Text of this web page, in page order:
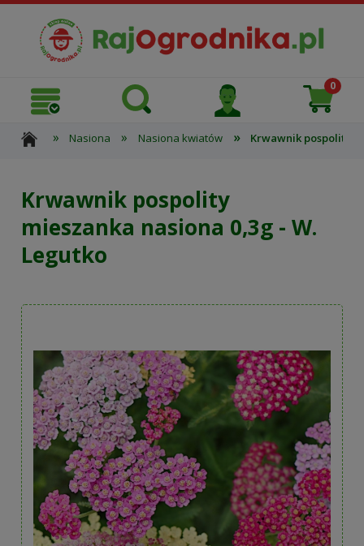
» Nasiona » Nasiona kwiatów » Krwawnik pospolity
Krwawnik pospolity
mieszanka nasiona 0,3g - W.
Legutko